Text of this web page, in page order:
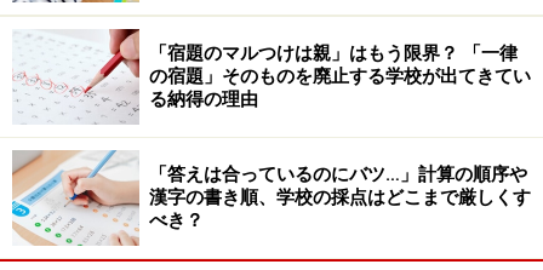
「宿題のマルつけは親」はもう限界？ 「一律
の宿題」そのものを廃止する学校が出てきてい
る納得の理由
「答えは合っているのにバツ…」計算の順序や
漢字の書き順、学校の採点はどこまで厳しくす
べき？